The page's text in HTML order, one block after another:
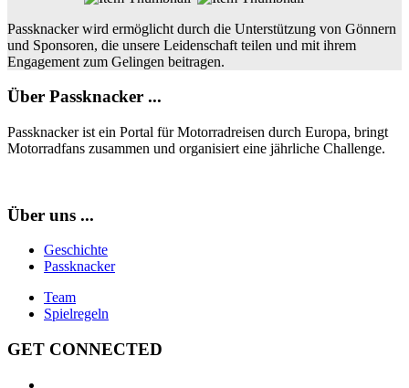
Passknacker wird ermöglicht durch die Unterstützung von Gönnern
und Sponsoren, die unsere Leidenschaft teilen und mit ihrem
Engagement zum Gelingen beitragen.
Über Passknacker ...
Passknacker ist ein Portal für Motorradreisen durch Europa, bringt
Motorradfans zusammen und organisiert eine jährliche Challenge.
Über uns ...
Geschichte
Passknacker
Team
Spielregeln
GET CONNECTED